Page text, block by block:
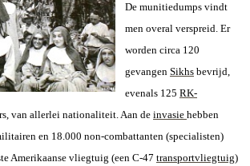
De munitiedumps vindt
men overal verspreid. Er
worden circa 120
gevangen Sikhs bevrijd,
evenals 125 RK-
van allerlei nationaliteit. Aan de invasie hebben
en 18.000 non-combattanten (specialisten)
Amerikaanse vliegtuig (een C-47 transportvliegtuig)